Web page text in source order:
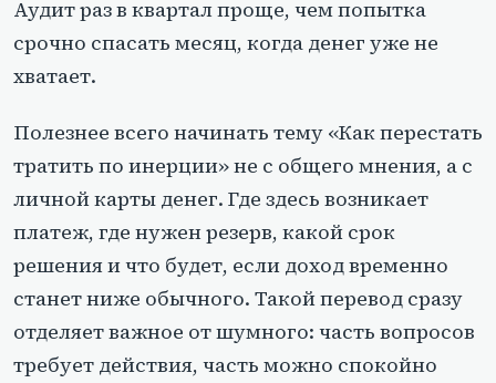
Аудит раз в квартал проще, чем попытка
срочно спасать месяц, когда денег уже не
хватает.
Полезнее всего начинать тему «Как перестать
тратить по инерции» не с общего мнения, а с
личной карты денег. Где здесь возникает
платеж, где нужен резерв, какой срок
решения и что будет, если доход временно
станет ниже обычного. Такой перевод сразу
отделяет важное от шумного: часть вопросов
требует действия, часть можно спокойно